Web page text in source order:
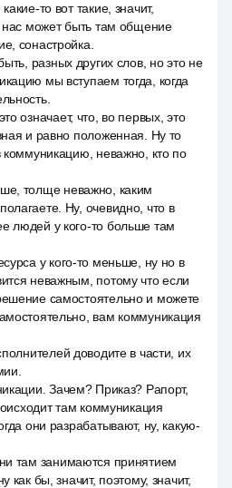
то вот такие, значит,
может быть там общение
сонастройка.
разных других слов, но это не
мы вступаем тогда, когда
означает, что, во первых, это
и равно положенная. Ну то
неважно, кто по
толще неважно, каким
Ну, очевидно, что в
людей у кого-то больше там
у кого-то меньше, ну но в
неважным, потому что если
самостоятельно и можете
вам коммуникация
доводите в части, их
Зачем? Приказ? Рапорт,
там коммуникация
они разрабатывают, ну, какую-
там занимаются принятием
бы, значит, поэтому, значит,